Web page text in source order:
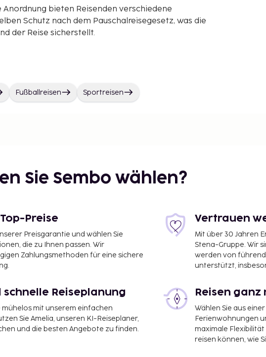
bieten Reisenden verschiedene
Schutz nach dem Pauschalreisegesetz, was die
der Reise sicherstellt.
Fußballreisen Sportreisen
Sie Sembo wählen?
Preise
Preisgarantie und wählen Sie
die zu Ihnen passen. Wir
Zahlungsmethoden für eine sichere
Vertrauen
Mit über 30 Jahren
Stena-Gruppe. Wir
werden von
unterstützt,
schnelle Reiseplanung
mühelos mit unserem einfachen
Sie Amelia, unseren KI-Reiseplaner,
und die besten Angebote zu finden.
Reisen
Wählen Sie aus
Ferienwohnungen
maximale
reisen können, wie